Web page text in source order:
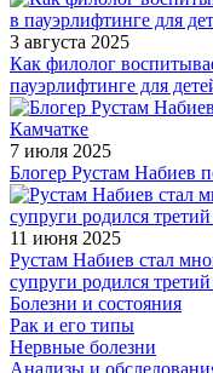
3 августа 2025
Как филолог
пауэрлифтинге для
7 июля 2025
Блогер Рустам Набиев
11 июня 2025
Рустам Набиев стал
супруги родился
Болезни и состояния
Рак и его типы
Нервные болезни